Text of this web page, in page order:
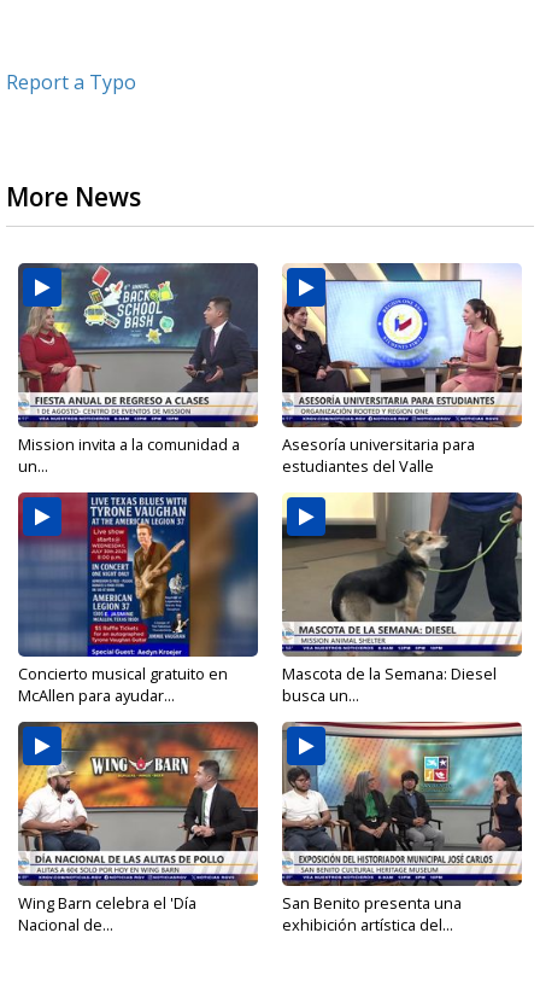
Report a Typo
More News
Mission invita a la comunidad a
un...
Asesoría universitaria para
estudiantes del Valle
Concierto musical gratuito en
McAllen para ayudar...
Mascota de la Semana: Diesel
busca un...
Wing Barn celebra el 'Día
Nacional de...
San Benito presenta una
exhibición artística del...